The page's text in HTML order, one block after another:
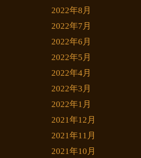
2022年8月
2022年7月
2022年6月
2022年5月
2022年4月
2022年3月
2022年1月
2021年12月
2021年11月
2021年10月